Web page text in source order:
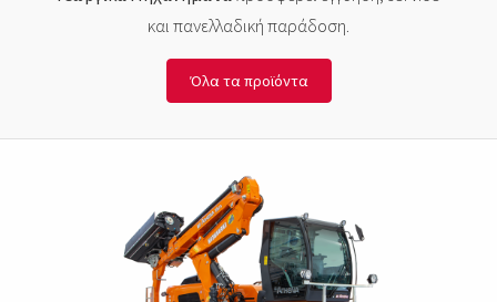
και πανελλαδική παράδοση.
Όλα τα προϊόντα